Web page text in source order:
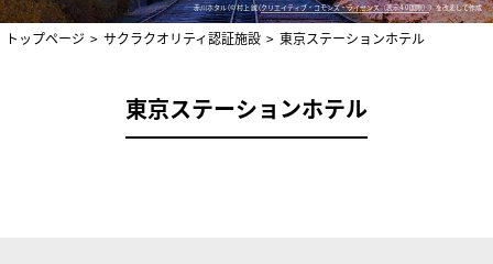
赤川ホタル (© 村上 誠 (クリエイティブ・コモンズ・ライセンス（表示4.0 国際））を改変して作成
トップページ サクラクオリティ認証施設 東京ステーションホテル
東京ステーションホテル